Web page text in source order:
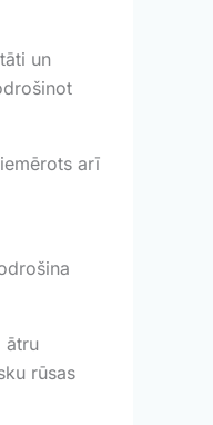
un
arī
ātru
rūsas